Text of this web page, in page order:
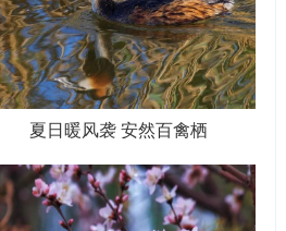
夏日暖风袭 安然百禽栖